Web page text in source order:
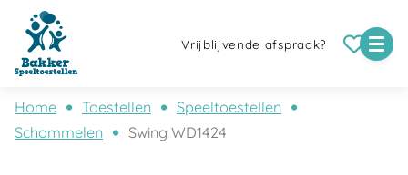
Vrijblijvende afspraak?
Home Toestellen
Speeltoestellen
Schommelen
Swing WD1424